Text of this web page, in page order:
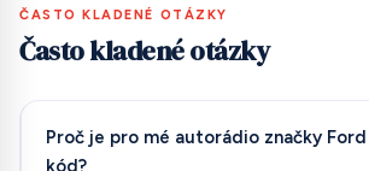
ČASTO KLADENÉ OTÁZKY
Často kladené otázky
Proč je pro mé autorádio značky
kód?